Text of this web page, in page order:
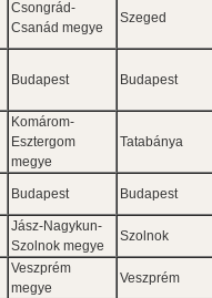
Csongrád-
Csanád megye
Szeged
Budapest Budapest
Komárom-
Esztergom
megye
Tatabánya
Budapest Budapest
Jász-Nagykun-
Szolnok megye
Szolnok
Veszprém
megye
Veszprém